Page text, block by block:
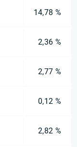
14,78 %
2,36 %
2,77 %
0,12 %
2,82 %